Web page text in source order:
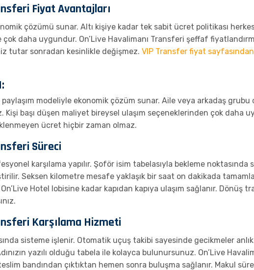
Fiyat Avantajları
çözümü sunar. Altı kişiye kadar tek sabit ücret politikası
çok daha uygundur. On’Live Havalimanı Transferi şeffaf
tutar sonradan kesinlikle değişmez. VIP Transfer fiyat sayfasından
paylaşım modeliyle ekonomik çözüm sunar. Aile veya arkadaş grubu
Kişi başı düşen maliyet bireysel ulaşım seçeneklerinden çok
ücret hiçbir zaman olmaz.
Süreci
karşılama yapılır. Şoför isim tabelasıyla bekleme noktasında
Seksen kilometre mesafe yaklaşık bir saat on dakikada
Hotel lobisine kadar kapıdan kapıya ulaşım sağlanır. Dönüş
Karşılama Hizmeti
sisteme işlenir. Otomatik uçuş takibi sayesinde gecikmeler
yazılı olduğu tabela ile kolayca bulunursunuz. On’Live
bandından çıktıktan hemen sonra buluşma sağlanır. Makul